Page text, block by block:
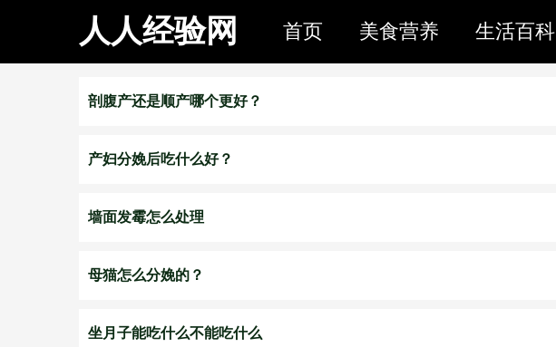
人人经验网 首页 美食营养 生活百科
剖腹产还是顺产哪个更好？
产妇分娩后吃什么好？
墙面发霉怎么处理
母猫怎么分娩的？
坐月子能吃什么不能吃什么